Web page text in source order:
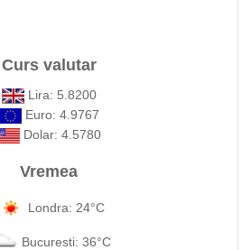
Curs valutar
Lira: 5.8200
Euro: 4.9767
Dolar: 4.5780
Vremea
Londra: 24°C
Bucuresti: 36°C